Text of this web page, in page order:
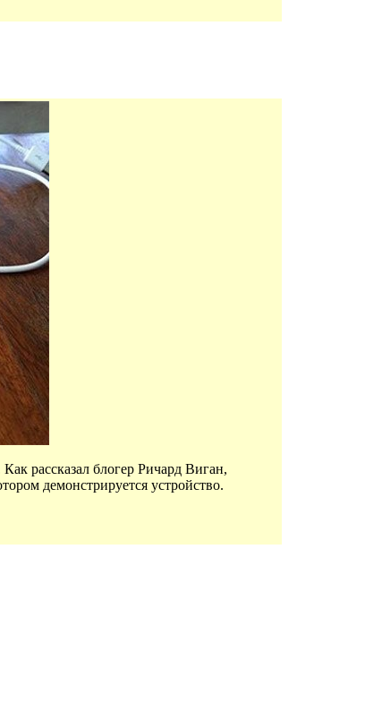
рассказал блогер Ричард Виган,
демонстрируется устройство.